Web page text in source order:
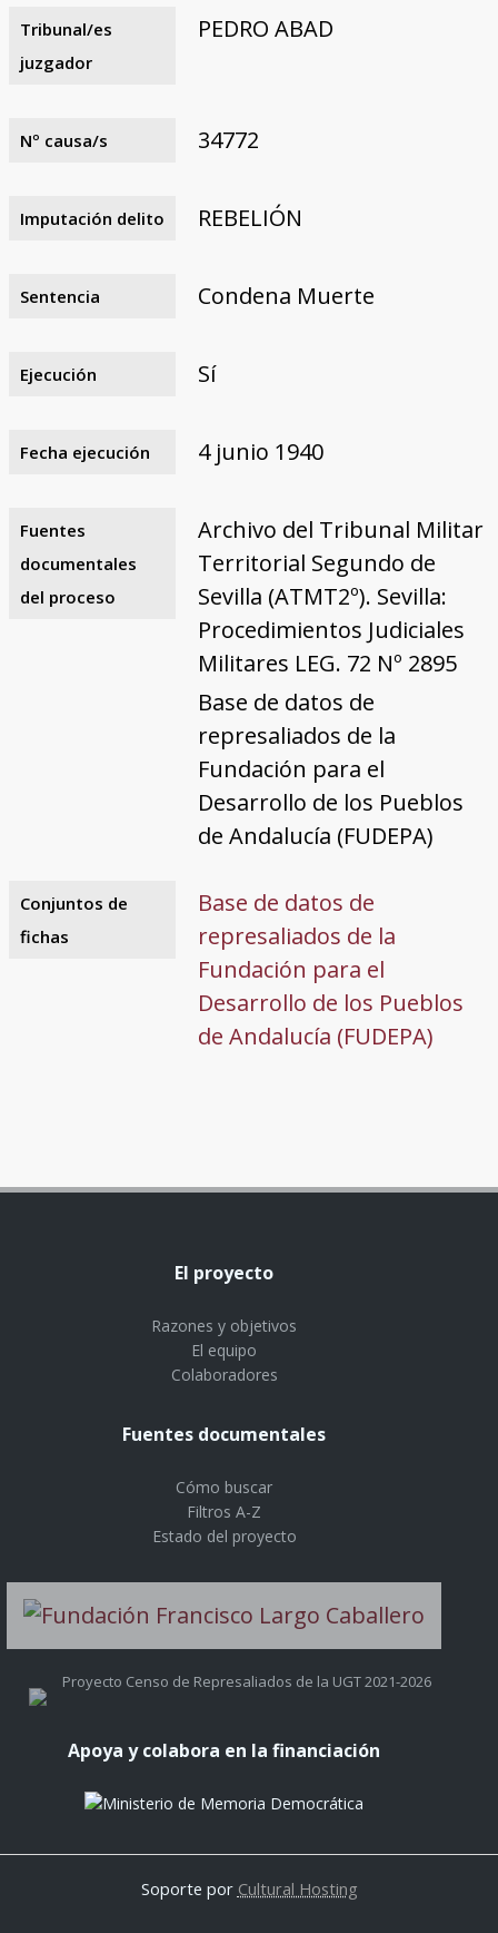
Tribunal/es
juzgador
PEDRO ABAD
Nº causa/s 34772
Imputación delito REBELIÓN
Sentencia Condena Muerte
Ejecución Sí
Fecha ejecución 4 junio 1940
Fuentes
documentales
del proceso
Archivo del Tribunal Militar
Territorial Segundo de
Sevilla (ATMT2º). Sevilla:
Procedimientos Judiciales
Militares LEG. 72 Nº 2895
Base de datos de
represaliados de la
Fundación para el
Desarrollo de los Pueblos
de Andalucía (FUDEPA)
Conjuntos de
fichas
Base de datos de
represaliados de la
Fundación para el
Desarrollo de los Pueblos
de Andalucía (FUDEPA)
El proyecto
Razones y objetivos
El equipo
Colaboradores
Fuentes documentales
Cómo buscar
Filtros A-Z
Estado del proyecto
Proyecto Censo de Represaliados de la UGT 2021-2026
Apoya y colabora en la financiación
Soporte por Cultural Hosting